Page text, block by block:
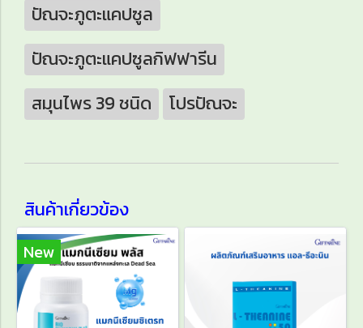
ปัณจะภูตะแคปซูล
ปัณจะภูตะแคปซูลกิฟฟารีน
สมุนไพร 39 ชนิด
โปรปัณจะ
สินค้าเกี่ยวข้อง
New